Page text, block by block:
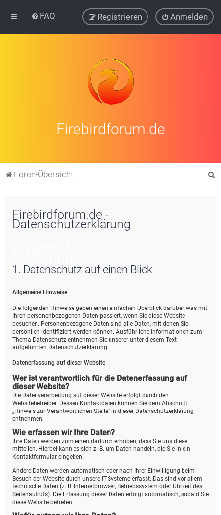
FAQ Anmelden
Registrieren
Firebirdforum.de
Foren-Übersicht
Firebirdforum.de -
Datenschutzerklärung
1. Datenschutz auf einen Blick
Allgemeine Hinweise
Die folgenden Hinweise geben einen einfachen Überblick darüber, was mit
Ihren personenbezogenen Daten passiert, wenn Sie diese Website
besuchen. Personenbezogene Daten sind alle Daten, mit denen Sie
persönlich identifiziert werden können. Ausführliche Informationen zum
Thema Datenschutz entnehmen Sie unserer unter diesem Text
aufgeführten Datenschutzerklärung.
Datenerfassung auf dieser Website
Wer ist verantwortlich für die Datenerfassung auf
dieser Website?
Die Datenverarbeitung auf dieser Website erfolgt durch den
Websitebetreiber. Dessen Kontaktdaten können Sie dem Abschnitt
„Hinweis zur Verantwortlichen Stelle“ in dieser Datenschutzerklärung
entnehmen.
Wie erfassen wir Ihre Daten?
Ihre Daten werden zum einen dadurch erhoben, dass Sie uns diese
mitteilen. Hierbei kann es sich z. B. um Daten handeln, die Sie in ein
Kontaktformular eingeben.
Andere Daten werden automatisch oder nach Ihrer Einwilligung beim
Besuch der Website durch unsere IT-Systeme erfasst. Das sind vor allem
technische Daten (z. B. Internetbrowser, Betriebssystem oder Uhrzeit des
Seitenaufrufs). Die Erfassung dieser Daten erfolgt automatisch, sobald Sie
diese Website betreten.